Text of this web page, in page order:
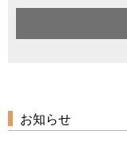
お知らせ